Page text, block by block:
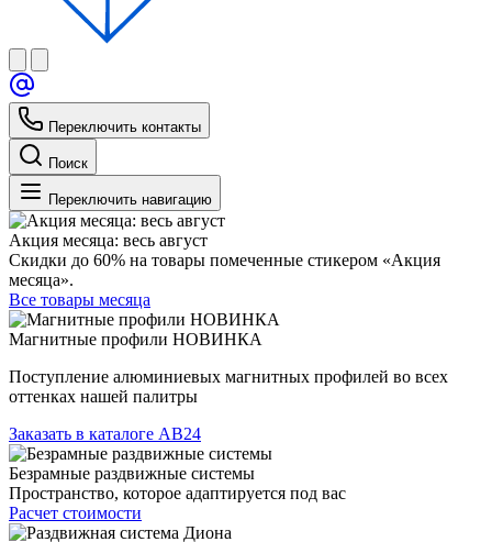
Переключить контакты
Поиск
Переключить навигацию
Акция месяца: весь август
Скидки до 60% на товары помеченные стикером «Акция
месяца».
Все товары месяца
Магнитные профили НОВИНКА
Поступление алюминиевых магнитных профилей во всех
оттенках нашей палитры
Заказать в каталоге АВ24
Безрамные раздвижные системы
Пространство, которое адаптируется под вас
Расчет стоимости